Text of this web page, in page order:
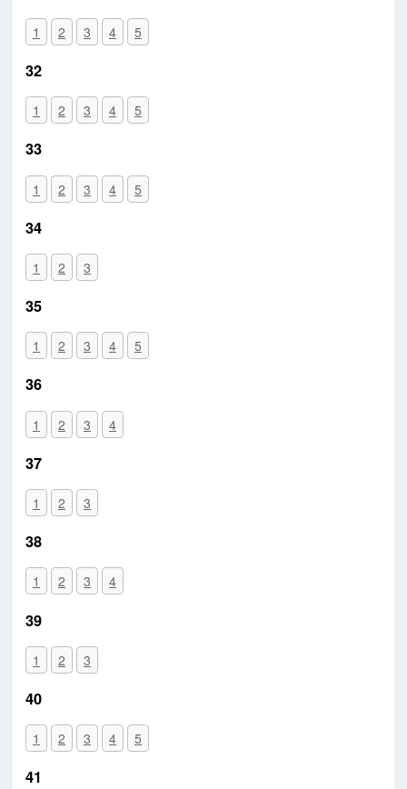
1 2 3 4 5
32
1 2 3 4 5
33
1 2 3 4 5
34
1 2 3
35
1 2 3 4 5
36
1 2 3 4
37
1 2 3
38
1 2 3 4
39
1 2 3
40
1 2 3 4 5
41